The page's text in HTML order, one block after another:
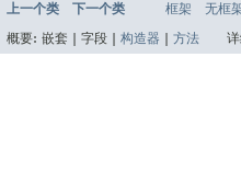
上一个类 下一个类 框架 无框
概要: 嵌套 | 字段 | 构造器 方法